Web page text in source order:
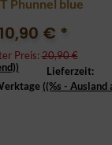
Phunnel blue
10,90 € *
Preis:20,90 €
Lieferzeit:
((%s - Ausland